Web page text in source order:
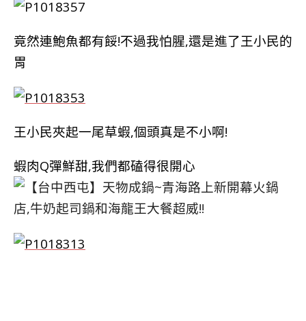
竟然連鮑魚都有餒!不過我怕腥,還是進了王小民的
胃
王小民夾起一尾草蝦,個頭真是不小啊!
蝦肉Q彈鮮甜,我們都磕得很開心